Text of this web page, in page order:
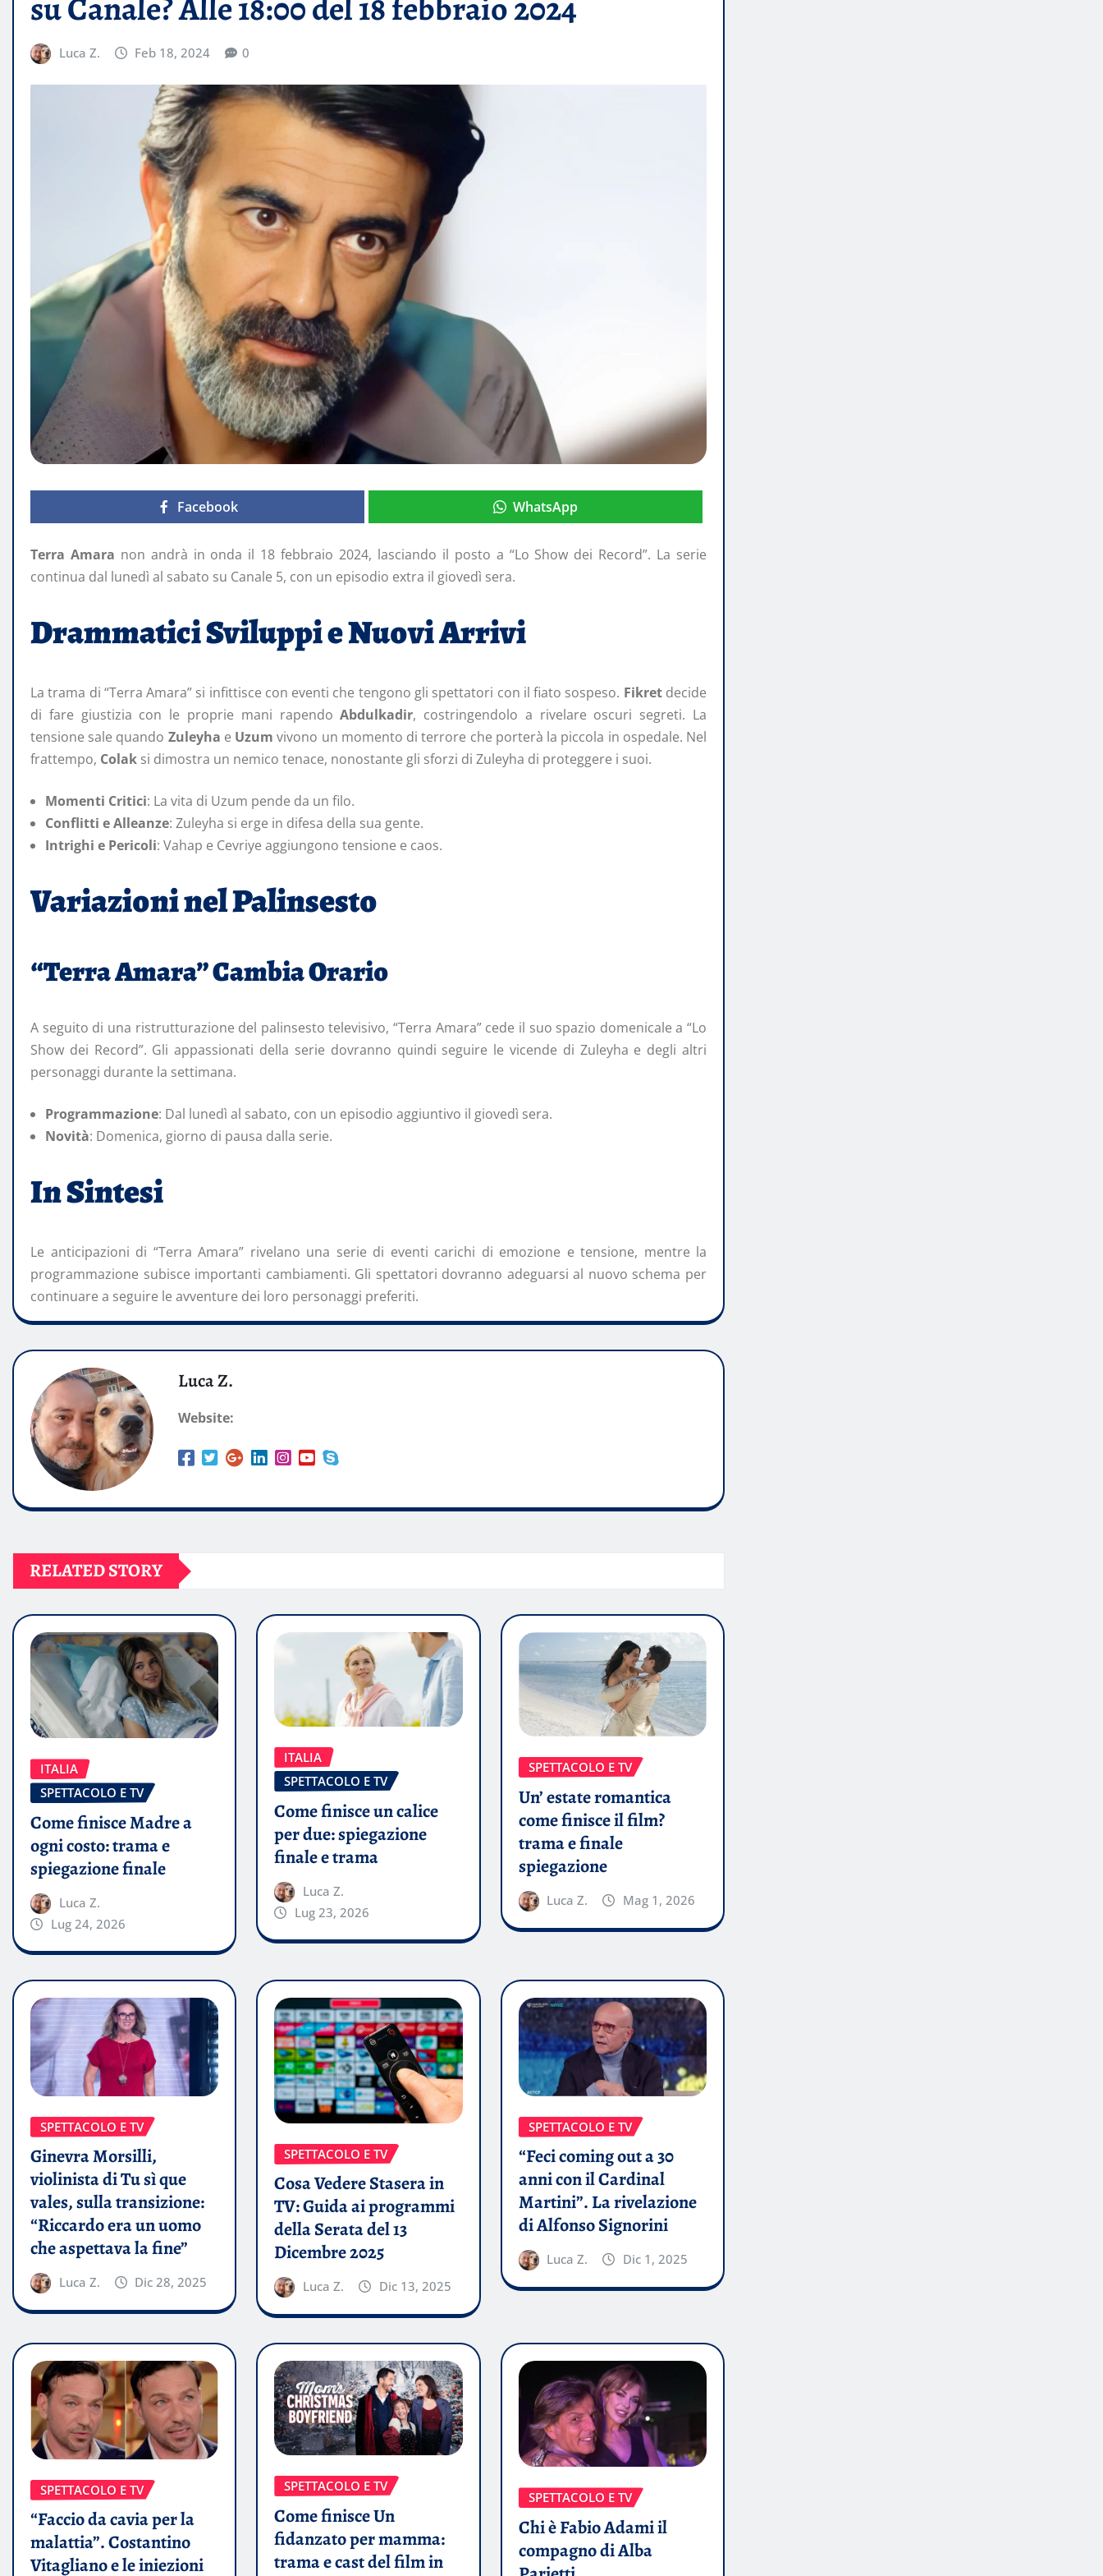
Luca Z. Feb 18, 2024 0
Facebook WhatsApp
Terra Amara non andrà in onda il 18 febbraio 2024, lasciando il posto a “Lo Show dei Record”. La serie
continua dal lunedì al sabato su Canale 5, con un episodio extra il giovedì sera.
Drammatici Sviluppi e Nuovi Arrivi
La trama di “Terra Amara” si infittisce con eventi che tengono gli spettatori con il fiato sospeso. Fikretdecide
di fare giustizia con le proprie mani rapendoAbdulkadir, costringendolo a rivelare oscuri segreti. La
tensione sale quando Zuleyha e Uzum vivono un momento di terrore che porterà la piccola in ospedale. Nel
frattempo, Colak si dimostra un nemico tenace, nonostante gli sforzi di Zuleyha di proteggere i suoi.
Momenti Critici: La vita di Uzum pende da un filo.
Conflitti e Alleanze: Zuleyha si erge in difesa della sua gente.
Intrighi e Pericoli: Vahap e Cevriye aggiungono tensione e caos.
Variazioni nel Palinsesto
“Terra Amara” Cambia Orario
A seguito di una ristrutturazione del palinsesto televisivo, “Terra Amara” cede il suo spazio domenicale a “Lo
Show dei Record”. Gli appassionati della serie dovranno quindi seguire le vicende di Zuleyha e degli altri
personaggi durante la settimana.
Programmazione: Dal lunedì al sabato, con un episodio aggiuntivo il giovedì sera.
Novità: Domenica, giorno di pausa dalla serie.
In Sintesi
Le anticipazioni di “Terra Amara” rivelano una serie di eventi carichi di emozione e tensione, mentre la
programmazione subisce importanti cambiamenti. Gli spettatori dovranno adeguarsi al nuovo schema per
continuare a seguire le avventure dei loro personaggi preferiti.
Luca Z.
Website:
RELATED STORY
ITALIA
SPETTACOLO E TV
Come finisce Madre a
ogni costo: trama e
spiegazione finale
Luca Z.
Lug 24, 2026
ITALIA
SPETTACOLO E TV
Come finisce un calice
per due: spiegazione
finale e trama
Luca Z.
Lug 23, 2026
SPETTACOLO E TV
Un’ estate romantica
come finisce il film?
trama e finale
spiegazione
Luca Z. Mag 1, 2026
SPETTACOLO E TV
Ginevra Morsilli,
violinista di Tu sì que
vales, sulla transizione:
“Riccardo era un uomo
che aspettava la fine”
Luca Z. Dic 28, 2025
SPETTACOLO E TV
Cosa Vedere Stasera in
TV: Guida ai programmi
della Serata del 13
Dicembre 2025
Luca Z. Dic 13, 2025
SPETTACOLO E TV
“Feci coming out a 30
anni con il Cardinal
Martini”. La rivelazione
di Alfonso Signorini
Luca Z. Dic 1, 2025
SPETTACOLO E TV
“Faccio da cavia per la
malattia”. Costantino
Vitagliano e le iniezioni
SPETTACOLO E TV
Come finisce Un
fidanzato per mamma:
trama e cast del film in
SPETTACOLO E TV
Chi è Fabio Adami il
compagno di Alba